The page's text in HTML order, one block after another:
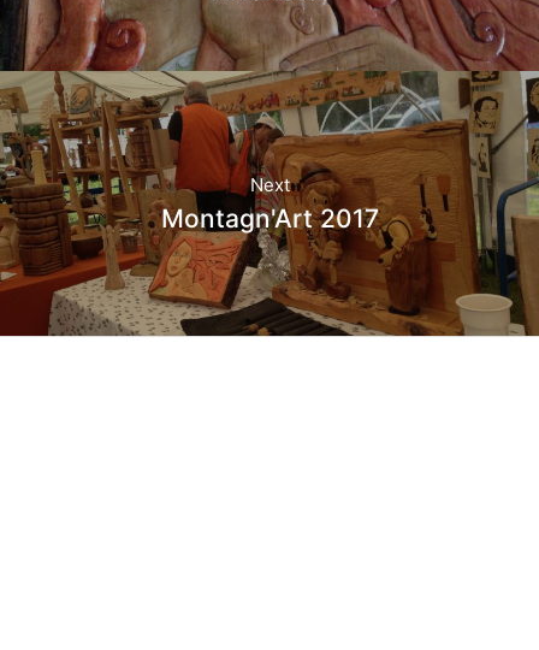
Next
Montagn'Art 2017